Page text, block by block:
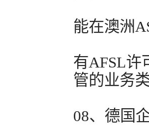
能在澳洲
有AFSL许
管的业务
08、德国